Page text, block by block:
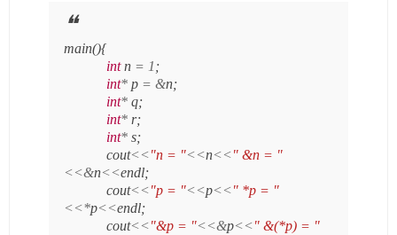
main(){
intn = 1 ;
int* p = &n;
int* q;
int* r;
int* s;
cout<<"n = "<<n<<" &n = "
<<&n<<endl;
cout<<"p = "<<p<<" *p = "
<<*p<<endl;
cout<<"&p = "<<&p<<" &(*p) = "